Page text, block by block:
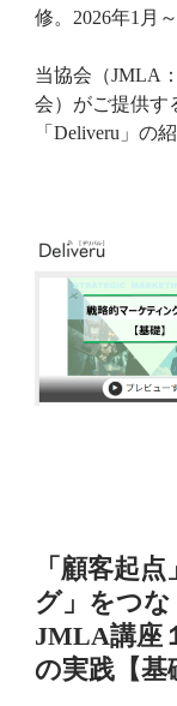
修。2026年1月
当協会（JMLA
会）がご提供す
「Deliveru」の
「顧客起
グ」をつな
JMLA講座
の実践【基